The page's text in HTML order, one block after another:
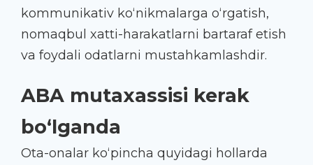
kommunikativ ko‘nikmalarga o‘rgatish,
nomaqbul xatti-harakatlarni bartaraf etish
va foydali odatlarni mustahkamlashdir.
ABA mutaxassisi kerak
bo‘lganda
Ota-onalar ko‘pincha quyidagi hollarda